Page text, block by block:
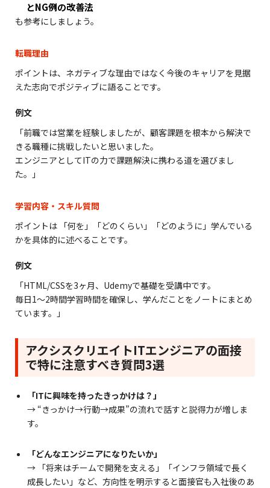
とNG例の改善法
も参考にしましょう。
転職理由
ポイントは、ネガティブな理由ではなく今後のキャリアを見据
えた志向でポジティブに語ることです。
例文
「前職では営業を経験しましたが、顧客課題を根本から解決で
きる職種に挑戦したいと思いました。
エンジニアとしてITの力で課題解決に携わる道を選びまし
た。」
学習内容・スキル質問
ポイントは 「何を」「どのくらい」「どのように」学んでいる
かを具体的に述べることです。
例文
「HTML/CSSを3ヶ月、Udemyで基礎を受講中です。
毎日1〜2時間学習時間を確保し、学んだことをノートにまとめ
ています。」
アクシスクリエイトITエンジニアの面接
で特に注意すべき質問3選
「ITに興味を持ったきっかけは？」
→ “きっかけ→行動→成果”の流れで話すと説得力が増しま
す。
「どんなエンジニアになりたいか」
→ 「将来はチームで開発を支える」「インフラ領域で長く
成長したい」など、方向性を明示すると面接官も入社後のあ